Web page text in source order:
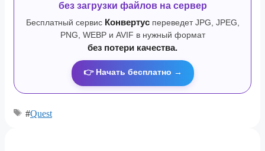
без загрузки файлов на сервер
Бесплатный сервис Конвертуспереведет JPG, JPEG,
PNG, WEBP и AVIF в нужный формат
без потери качества.
👉 Начать бесплатно →
#Quest